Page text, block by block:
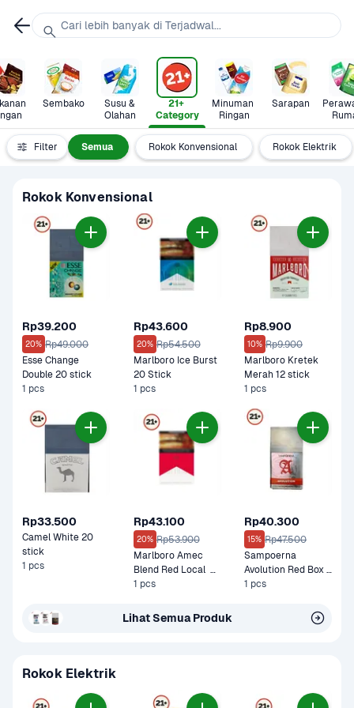
Sembako
Susu &
Olahan
21+
Category
Minuman
Ringan
Sarapan
Filter Semua Rokok Konvensional Rokok Elektrik
Rokok Konvensional
Rp39.200
20% Rp49.000
Esse Change
Double 20 stick
1 pcs
Rp43.600
20% Rp54.500
Marlboro Ice Burst
20 Stick
1 pcs
Rp8.900
10% Rp9.900
Marlboro Kretek
Merah 12 stick
1 pcs
Rp33.500
Camel White 20
stick
1 pcs
Rp43.100
20% Rp53.900
Marlboro Amec
Blend Red Local
Box Filter 20 Stick
1 pcs
Rp40.300
15% Rp47.500
Sampoerna
Avolution Red Box
Filter 20 stick
1 pcs
Lihat Semua Produk
Rokok Elektrik
Cari lebih banyak di Terjadwal...